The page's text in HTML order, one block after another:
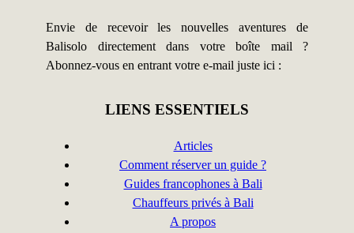
Envie de recevoir les nouvelles aventures de
Balisolo directement dans votre boîte mail ?
Abonnez-vous en entrant votre e-mail juste ici :
LIENS ESSENTIELS
Articles
Comment réserver un guide ?
Guides francophones à Bali
Chauffeurs privés à Bali
A propos